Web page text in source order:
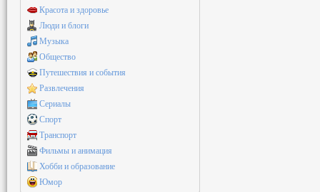
Красота и здоровье
Люди и блоги
Музыка
Общество
Путешествия и события
Развлечения
Сериалы
Спорт
Транспорт
Фильмы и анимация
Хобби и образование
Юмор